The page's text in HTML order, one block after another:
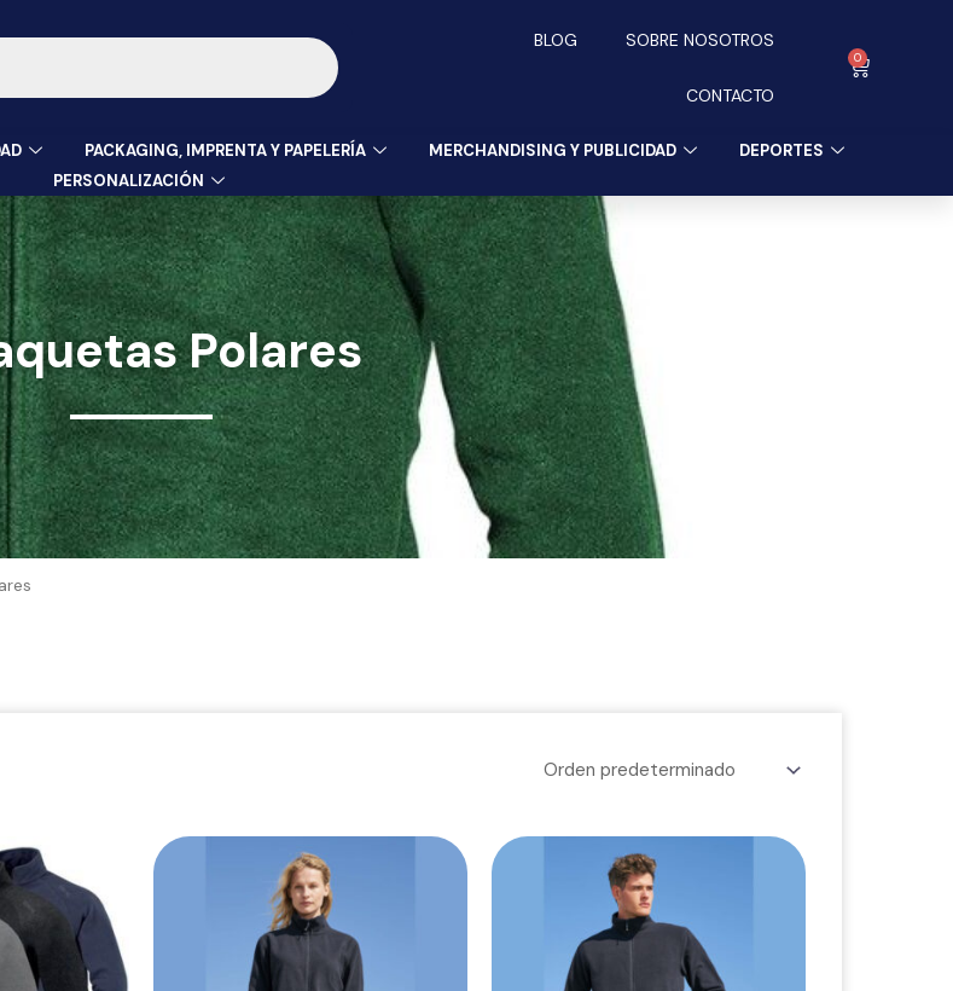
BLOG SOBRE NOSOTROS
CONTACTO
0
Carrito
PACKAGING, IMPRENTA Y PAPELERÍA MERCHANDISING Y PUBLICIDAD
DEPORTES
PERSONALIZACIÓN
Polares